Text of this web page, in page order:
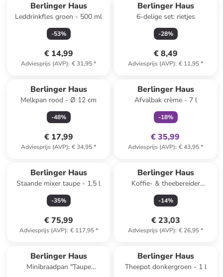
Berlinger Haus
Leddrinkfles groen - 500 ml
-53%
€ 14,99
Adviesprijs (AVP): € 31,95*
Berlinger Haus
6-delige set: rietjes
-28%
€ 8,49
Adviesprijs (AVP): € 11,95*
Berlinger Haus
Melkpan rood - Ø 12 cm
-48%
€ 17,99
Adviesprijs (AVP): € 34,95*
Berlinger Haus
Afvalbak crème - 7 l
-18%
€ 35,99
Adviesprijs (AVP): € 43,95*
Berlinger Haus
Staande mixer taupe - 1,5 l
-35%
€ 75,99
Adviesprijs (AVP): € 117,95*
Berlinger Haus
Koffie- & theebereider
transparant/crème - 800 ml
-14%
€ 23,03
Adviesprijs (AVP): € 26,95*
Berlinger Haus
Minibraadpan "Taupe
Berlinger Haus
Theepot donkergroen - 1 l